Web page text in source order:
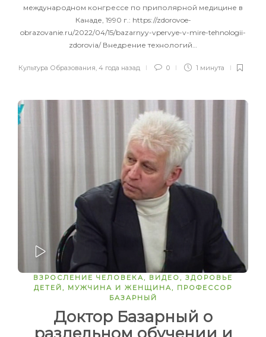
международном конгрессе по приполярной медицине в
Канаде, 1990 г.: https://zdorovoe-
obrazovanie.ru/2022/04/15/bazarnyy-vpervye-v-mire-tehnologii-
zdorovia/ Внедрение технологий…
Культура Образования, 4 года назад 0 1 минута
ЗАПУСТИТЬ
ВЗРОСЛЕНИЕ ЧЕЛОВЕКА, ВИДЕО, ЗДОРОВЬЕ
ДЕТЕЙ, МУЖЧИНА И ЖЕНЩИНА, ПРОФЕССОР
БАЗАРНЫЙ
Доктор Базарный о